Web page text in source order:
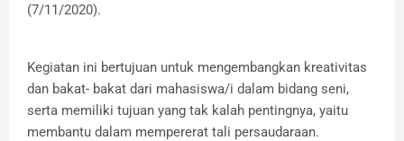
(7/11/2020).
Kegiatan ini bertujuan untuk mengembangkan kreativitas
dan bakat- bakat dari mahasiswa/i dalam bidang seni,
serta memiliki tujuan yang tak kalah pentingnya, yaitu
membantu dalam mempererat tali persaudaraan.